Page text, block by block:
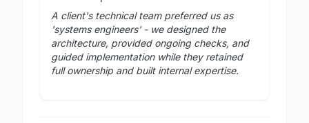
A client's technical team preferred us as
'systems engineers' - we designed the
architecture, provided ongoing checks, and
guided implementation while they retained
full ownership and built internal expertise.